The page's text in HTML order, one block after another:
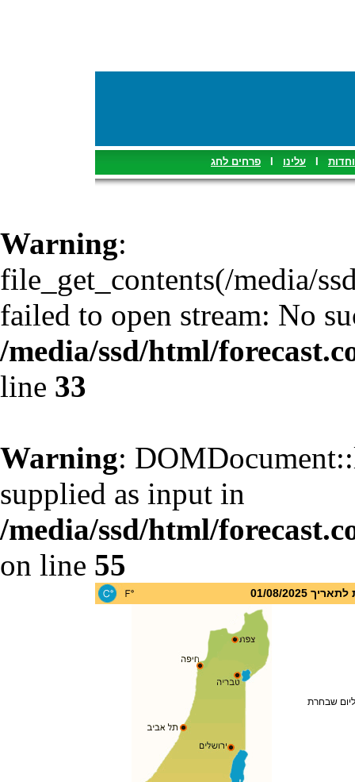
עלינו פרחים לחג
Warning:
file_get_contents(/media/
failed to open stream: No
/media/ssd/html/
line 33
Warning:
supplied as input in
/media/ssd/html/
on line 55
01/08/2025
שבחרת